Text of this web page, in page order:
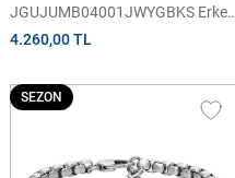
JGUJUMB04001JWYGBKS Erkek
Bileklik
4.260,00 TL
SEZON